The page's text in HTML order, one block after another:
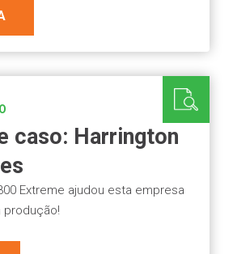
caso: Harrington
Extreme ajudou esta empresa
produção!